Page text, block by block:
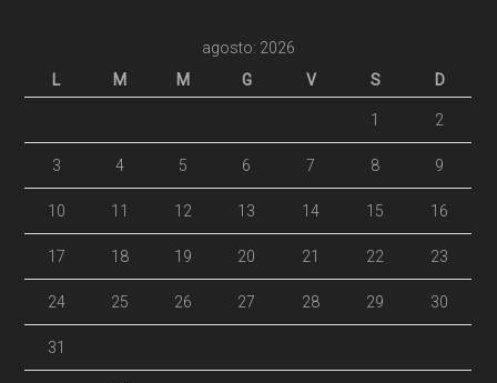
agosto: 2026
L
M M G V S D
1 2
3 4 5 6 7 8 9
10 11 12 13 14 15 16
17 18 19 20 21 22 23
24 25 26 27 28 29 30
31